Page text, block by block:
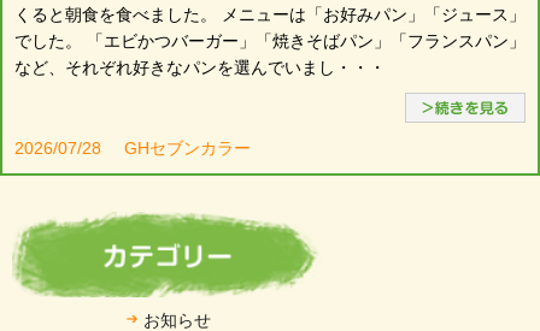
くると朝食を食べました。 メニューは「お好みパン」「ジュース」
でした。 「エビかつバーガー」「焼きそばパン」「フランスパン」
など、それぞれ好きなパンを選んでいまし・・・
2026/07/28 GHセブンカラー
お知らせ